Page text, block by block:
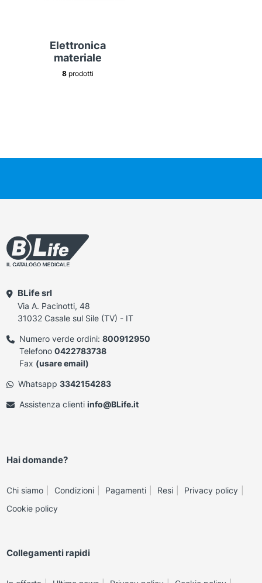
Elettronica
materiale
8 prodotti
BLife srl
Via A. Pacinotti, 48
31032 Casale sul Sile (TV) - IT
Numero verde ordini: 800912950
Telefono 0422783738
Fax (usare email)
Whatsapp 3342154283
Assistenza clienti info@BLife.it
Hai domande?
Chi siamo Condizioni Pagamenti Resi
Privacy policy
Cookie policy
Collegamenti rapidi